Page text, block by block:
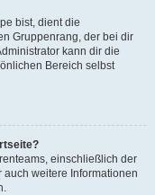
bist, dient die
Gruppenrang, der bei dir
kann dir die
Bereich selbst
einschließlich der
weitere Informationen